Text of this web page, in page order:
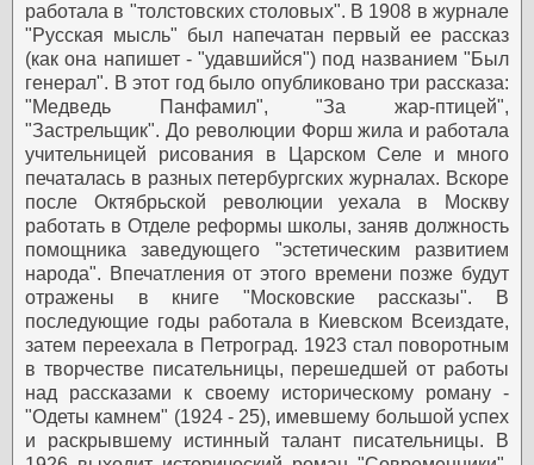
работала в "толстовских столовых". В 1908 в журнале
"Русская мысль" был напечатан первый ее рассказ
(как она напишет - "удавшийся") под названием "Был
генерал". В этот год было опубликовано три рассказа:
"Медведь Панфамил", "За жар-птицей",
"Застрельщик". До революции Форш жила и работала
учительницей рисования в Царском Селе и много
печаталась в разных петербургских журналах. Вскоре
после Октябрьской революции уехала в Москву
работать в Отделе реформы школы, заняв должность
помощника заведующего "эстетическим развитием
народа". Впечатления от этого времени позже будут
отражены в книге "Московские рассказы". В
последующие годы работала в Киевском Всеиздате,
затем переехала в Петроград. 1923 стал поворотным
в творчестве писательницы, перешедшей от работы
над рассказами к своему историческому роману -
"Одеты камнем" (1924 - 25), имевшему большой успех
и раскрывшему истинный талант писательницы. В